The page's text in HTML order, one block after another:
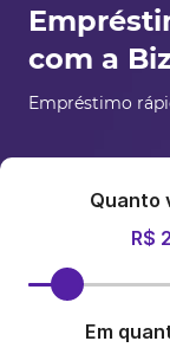
com a
Empréstimo
Quanto
R$
Em